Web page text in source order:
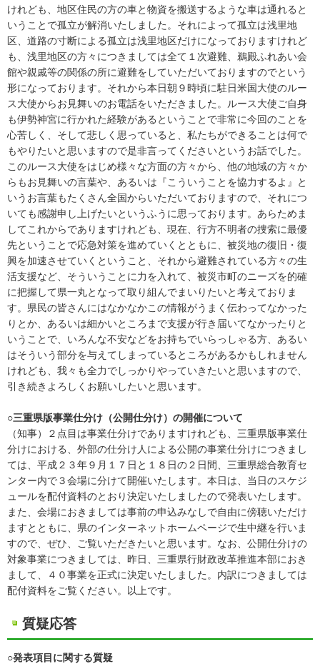
けれども、地区住民の方の車と物資を搬送するような車は通れると
いうことで孤立が解消いたしました。それによって孤立は浅里地
区、道路の寸断による孤立は浅里地区だけになっておりますけれど
も、浅里地区の方々につきましては全て１次避難、鵜殿ふれあい会
館や親戚等の関係の所に避難をしていただいておりますのでという
形になっております。それから本日朝９時頃に駐日米国大使のルー
ス大使からお見舞いのお電話をいただきました。ルース大使ご自身
も伊勢神宮に行かれた経験があるということで非常に今回のことを
心苦しく、そして悲しく思っていると、私たちができることは何で
もやりたいと思いますので是非言ってくださいというお話でした。
このルース大使をはじめ様々な方面の方々から、他の地域の方々か
らもお見舞いの言葉や、あるいは『こういうことを協力するよ』と
いうお言葉もたくさん全国からいただいておりますので、それにつ
いても感謝申し上げたいというふうに思っております。あらためま
してこれからでありますけれども、現在、行方不明者の捜索に最優
先ということで応急対策を進めていくとともに、被災地の復旧・復
興を加速させていくということ、それから避難されている方々の生
活支援など、そういうことに力を入れて、被災市町のニーズを的確
に把握して県一丸となって取り組んでまいりたいと考えておりま
す。県民の皆さんにはなかなかこの情報がうまく伝わってなかった
りとか、あるいは細かいところまで支援が行き届いてなかったりと
いうことで、いろんな不安などをお持ちでいらっしゃる方、あるい
はそういう部分を与えてしまっているところがあるかもしれません
けれども、我々も全力でしっかりやっていきたいと思いますので、
引き続きよろしくお願いしたいと思います。
○三重県版事業仕分け（公開仕分け）の開催について
（知事）２点目は事業仕分けでありますけれども、三重県版事業仕
分けにおける、外部の仕分け人による公開の事業仕分けにつきまし
ては、平成２３年９月１７日と１８日の２日間、三重県総合教育セ
ンター内で３会場に分けて開催いたします。本日は、当日のスケジ
ュールを配付資料のとおり決定いたしましたので発表いたします。
また、会場におきましては事前の申込みなしで自由に傍聴いただけ
ますとともに、県のインターネットホームページで生中継を行いま
すので、ぜひ、ご覧いただきたいと思います。なお、公開仕分けの
対象事業につきましては、昨日、三重県行財政改革推進本部におき
まして、４０事業を正式に決定いたしました。内訳につきましては
配付資料をご覧ください。以上です。
質疑応答
○発表項目に関する質疑